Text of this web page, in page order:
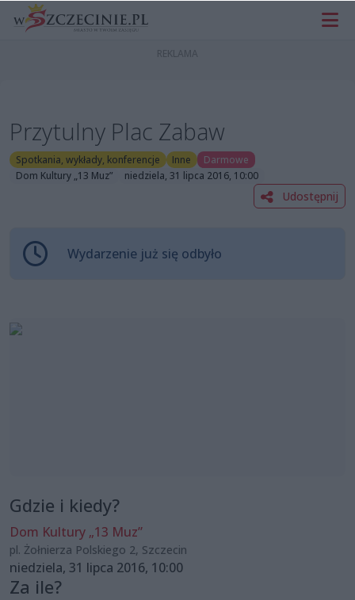
Przytulny Plac Zabaw
Spotkania, wykłady, konferencje Inne
Darmowe
Dom Kultury „13 Muz”
niedziela, 31 lipca 2016, 10:00
Udostępnij
Wydarzenie już się odbyło
Gdzie i kiedy?
Dom Kultury „13 Muz”
pl. Żołnierza Polskiego 2, Szczecin
niedziela, 31 lipca 2016, 10:00
Za ile?